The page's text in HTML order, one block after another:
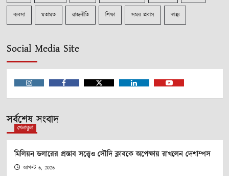
ব্যবসা মতামত রাজনীতি শিক্ষা সময় প্রবাস স্বাস্থ্য
Social Media Site
Instagram Facebook Twitter Linkedin Youtube
সর্বশেষ সংবাদ
খেলাধুলা
মিলিয়ন ডলারের প্রস্তাব সত্ত্বেও সৌদি ক্লাবকে অপেক্ষায় রাখলেন দেশাম্পস
আগস্ট 6, 2026